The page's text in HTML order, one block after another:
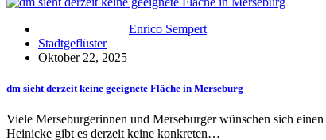
Enrico Sempert
Stadtgeflüster
Oktober 22, 2025
dm sieht derzeit keine geeignete Fläche in Merseburg
Viele Merseburgerinnen und Merseburger wünschen sich
Heinicke gibt es derzeit keine konkreten…